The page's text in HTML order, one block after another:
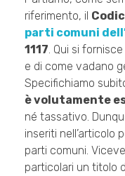
riferimento, il
parti comuni
1117 . Qui si
e di come vadano
Specifichiamo
è volutamente
né tassativo.
inseriti nell’articolo
parti comuni.
particolari un titolo